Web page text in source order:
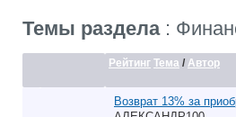
Темы раздела:
Рейтинг Тема / Автор
Возврат 13% за